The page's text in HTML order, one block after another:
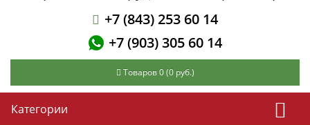
+7 (843) 253 60 14
+7 (903) 305 60 14
Товаров 0 (0 руб.)
Категории